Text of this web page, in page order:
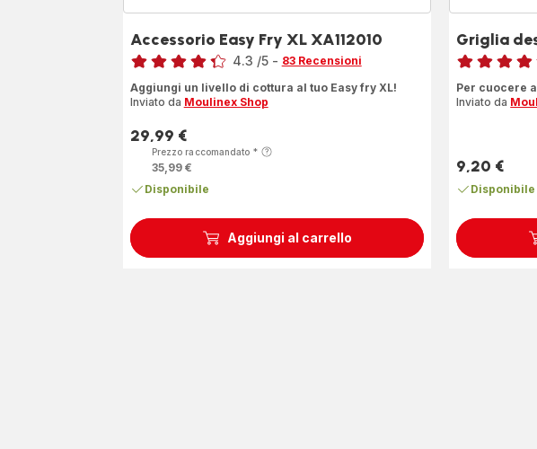
Aggiungi al carrello
Accessorio Easy Fry XL XA112010
Voto
4.3 /5 - 83 Recensioni
Aggiungi un livello di cottura al tuo Easy fry XL!
Inviato da Moulinex Shop
Prezzo
29,99 €
Prezzo raccomandato *
35,99 €
Disponibile
Griglia
Voto
Per cuocere
Inviato da
Prezzo
9,20 €
Disponibile